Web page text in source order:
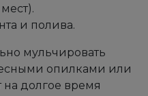
и полива.
мульчировать
опилками или
на долгое время